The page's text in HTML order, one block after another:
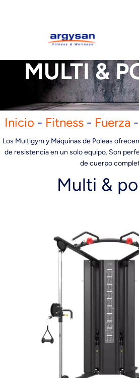
MULTI &
Inicio - Fitness- Fuerza -
Los Multigym y Máquinas de Poleas
de resistencia en un solo equipo. Son
de cuerpo
Multi &